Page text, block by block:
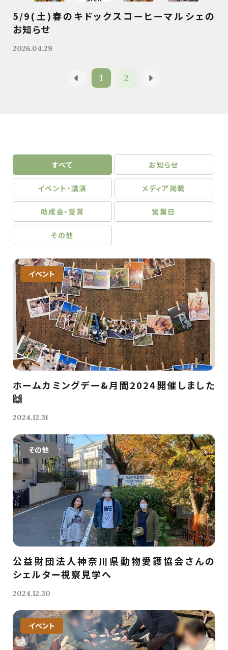
5/9(土)春のキドックスコーヒーマルシェの
お知らせ
2026.04.29
1 2
すべて お知らせ
イベント・講演 メディア掲載
助成金・受賞 営業日
その他
イベント
ホームカミングデー&月間2024開催しました
🙌
2024.12.31
その他
公益財団法人神奈川県動物愛護協会さんの
シェルター視察見学へ
2024.12.30
イベント